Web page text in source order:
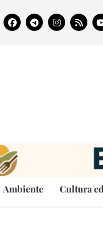
Ambiente Cultura